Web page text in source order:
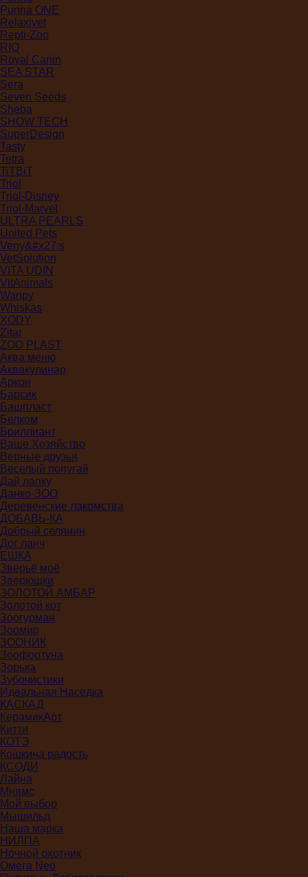
Purina ONE
Relaxivet
Repti-Zoo
RIO
Royal Canin
SEA STAR
Sera
Seven Seeds
Sheba
SHOW TECH
SuperDesign
Tasty
Tetra
TiTBiT
Triol
Triol-Disney
Triol-Marvel
ULTRA PEARLS
United Pets
Veny&#x27;s
VetSolution
VITA UDIN
VitAnimals
Wanpy
Whiskas
XODY
Zitar
ZOO PLAST
Аква меню
Аквакулинар
Аркон
Барсик
Башпласт
Белком
Бриллиант
Ваше Хозяйство
Верные друзья
Веселый попугай
Дай лапку
Данко-ЗОО
Деревенские лакомства
ДОБАВЬ-КА
Добрый селянин
Дог ланч
ЕШКА
Зверьё моё
Зверюшки
ЗОЛОТОЙ АМБАР
Золотой кот
Зоогурман
Зоомир
ЗООНИК
Зоофортуна
Зорька
Зубочистики
Идеальная Наседка
КАСКАД
КерамикАрт
Китти
КОТЭ
Кошкина радость
КСОДИ
Лайна
Мнямс
Мой выбор
Мышильд
Наша марка
НИЛПА
Ночной охотник
Омега Neo